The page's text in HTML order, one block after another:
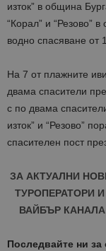
изток” в община
“Корал” и “Резово”
водно спасяване от
На 7 от плажните
двама спасители
с по двама
изток” и “Резово”
спасителен пост
ЗА АКТУАЛНИ
ТУРОПЕРАТОРИ
ВАЙБЪР КАНАЛА
Последвайте ни